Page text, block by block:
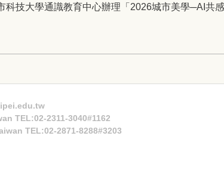
科技大學通識教育中心辦理「2026城市美學─AI
TEL:02-2311-3040#1162
TEL:02-2871-8288#3203